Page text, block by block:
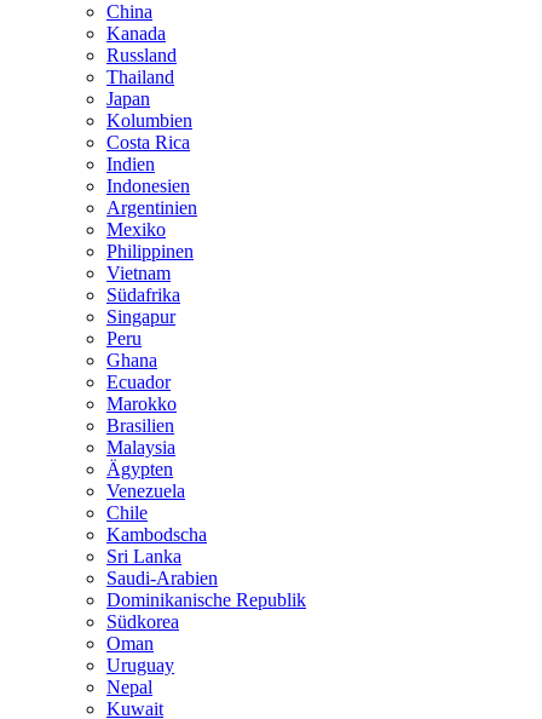
China
Kanada
Russland
Thailand
Japan
Kolumbien
Costa Rica
Indien
Indonesien
Argentinien
Mexiko
Philippinen
Vietnam
Südafrika
Singapur
Peru
Ghana
Ecuador
Marokko
Brasilien
Malaysia
Ägypten
Venezuela
Chile
Kambodscha
Sri Lanka
Saudi-Arabien
Dominikanische Republik
Südkorea
Oman
Uruguay
Nepal
Kuwait